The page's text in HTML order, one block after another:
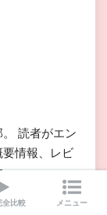
読者がエン
情報、レビ
。
全比較 メニュー